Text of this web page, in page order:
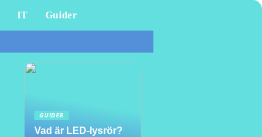
IT Guider
GUIDER
Vad är LED-lysrör?